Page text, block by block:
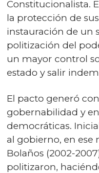
Constitucionalista.
la protección de
instauración de un
politización del
un mayor control
estado y salir
El pacto generó
gobernabilidad y
democráticas.
al gobierno, en
Bolaños (2002-
politizaron,